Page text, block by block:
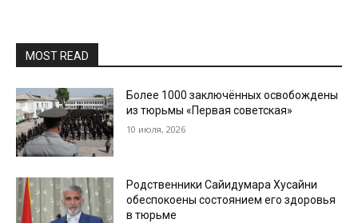
MOST READ
Более 1000 заключённых освобождены
из тюрьмы «Первая советская»
10 июля, 2026
Родственники Сайидумара Хусайни
обеспокоены состоянием его здоровья
в тюрьме